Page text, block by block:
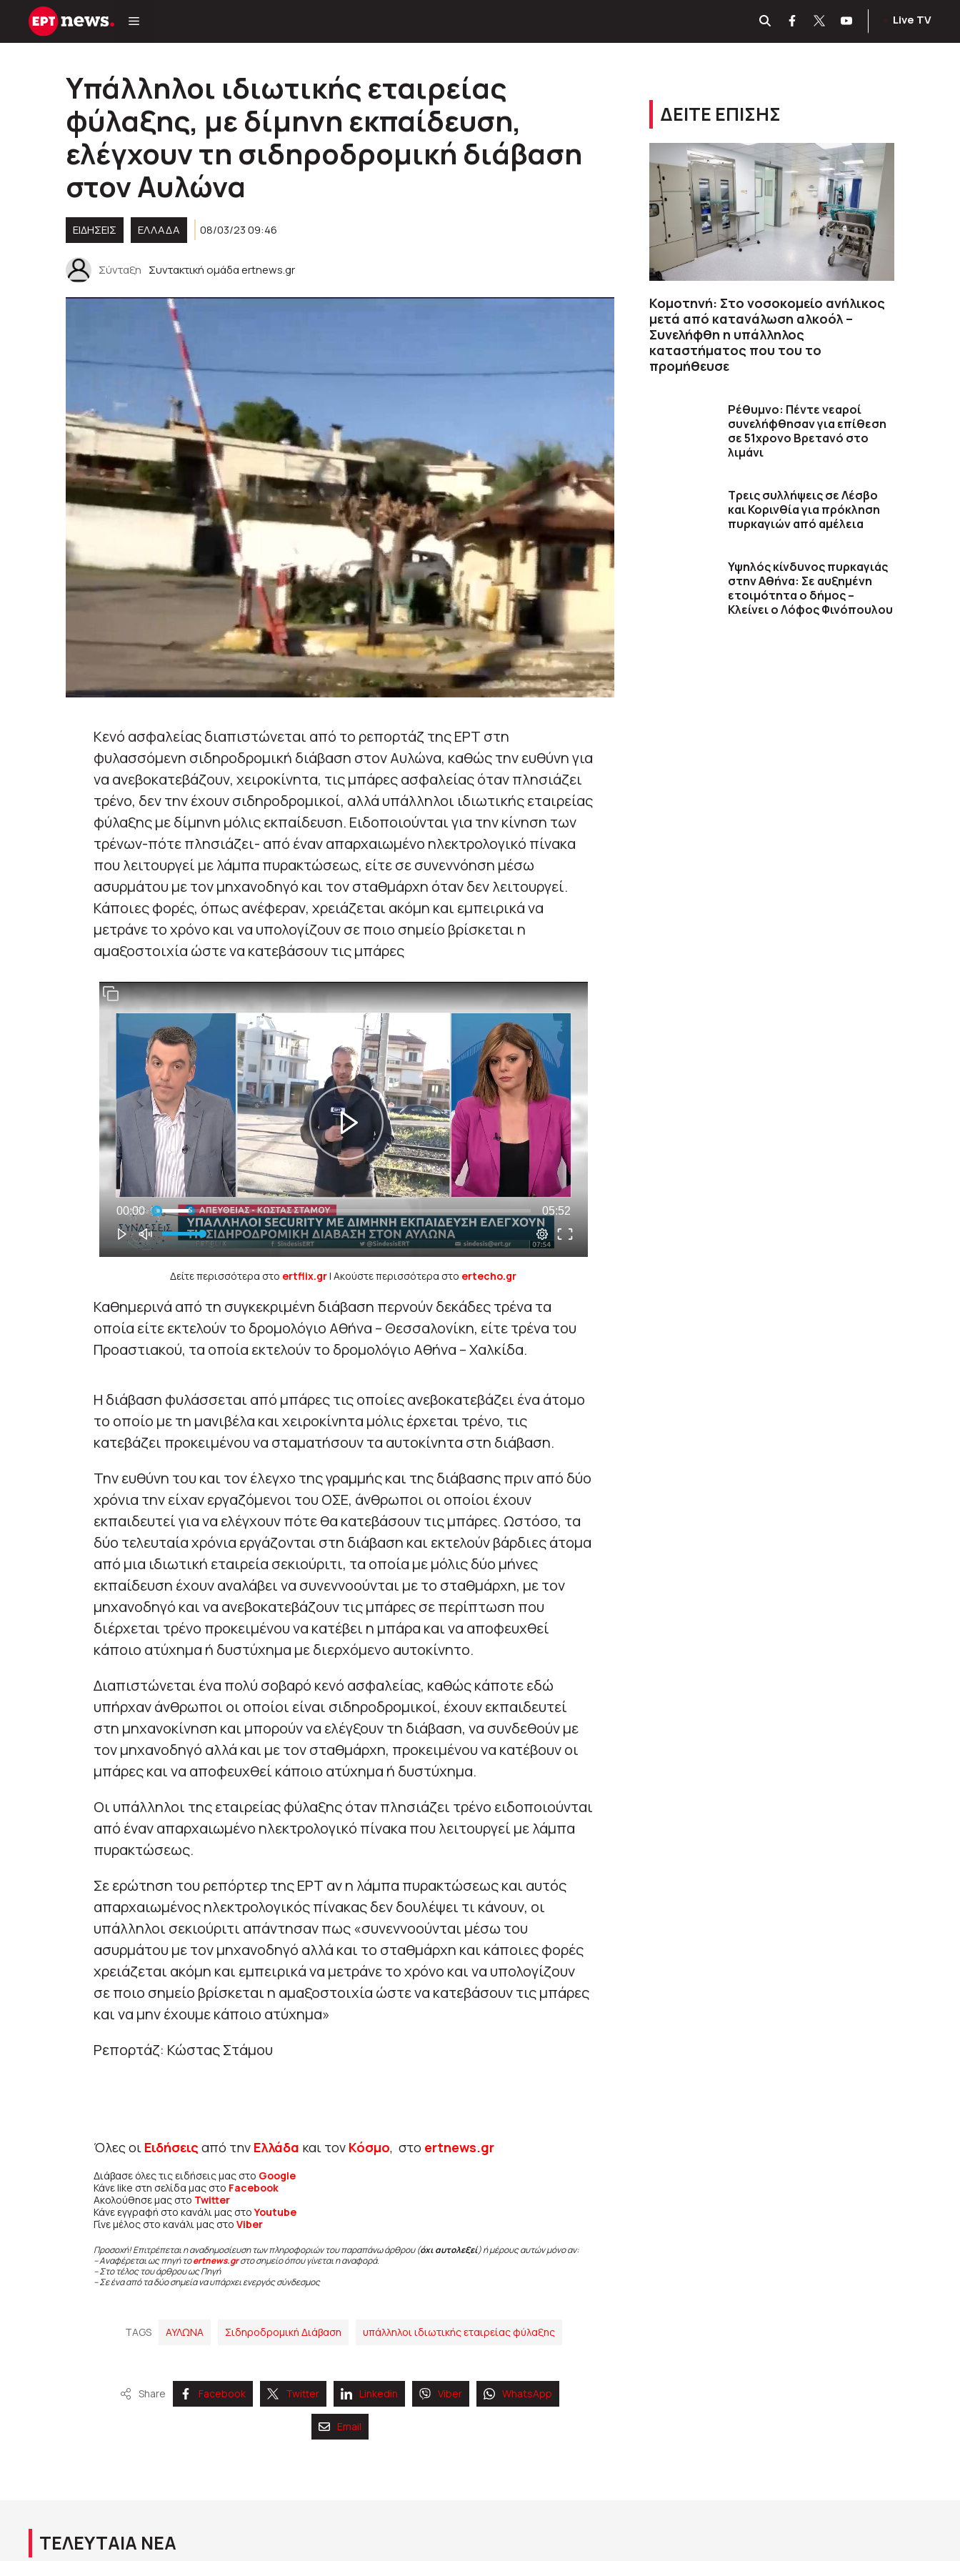
Μετάβαση
Live TV
Υπάλληλοι ιδιωτικής εταιρείας
φύλαξης, με δίμηνη εκπαίδευση,
ελέγχουν τη σιδηροδρομική διάβαση
στον Αυλώνα
ΕΙΔΗΣΕΙΣ ΕΛΛΑΔΑ 08/03/23 09:46
Σύνταξη Συντακτική ομάδα ertnews.gr
Κενό ασφαλείας διαπιστώνεται από το ρεπορτάζ της ΕΡΤ στη
φυλασσόμενη σιδηροδρομική διάβαση στον Αυλώνα, καθώς την ευθύνη για
να ανεβοκατεβάζουν, χειροκίνητα, τις μπάρες ασφαλείας όταν πλησιάζει
τρένο, δεν την έχουν σιδηροδρομικοί, αλλά υπάλληλοι ιδιωτικής εταιρείας
φύλαξης με δίμηνη μόλις εκπαίδευση. Ειδοποιούνται για την κίνηση των
τρένων-πότε πλησιάζει- από έναν απαρχαιωμένο ηλεκτρολογικό πίνακα
που λειτουργεί με λάμπα πυρακτώσεως, είτε σε συνεννόηση μέσω
ασυρμάτου με τον μηχανοδηγό και τον σταθμάρχη όταν δεν λειτουργεί.
Κάποιες φορές, όπως ανέφεραν, χρειάζεται ακόμη και εμπειρικά να
μετράνε το χρόνο και να υπολογίζουν σε ποιο σημείο βρίσκεται η
αμαξοστοιχία ώστε να κατεβάσουν τις μπάρες
Δείτε περισσότερα στο ertflix.gr| Ακούστε περισσότερα στο ertecho.gr
Καθημερινά από τη συγκεκριμένη διάβαση περνούν δεκάδες τρένα τα
οποία είτε εκτελούν το δρομολόγιο Αθήνα – Θεσσαλονίκη, είτε τρένα του
Προαστιακού, τα οποία εκτελούν το δρομολόγιο Αθήνα – Χαλκίδα.
Η διάβαση φυλάσσεται από μπάρες τις οποίες ανεβοκατεβάζει ένα άτομο
το οποίο με τη μανιβέλα και χειροκίνητα μόλις έρχεται τρένο, τις
κατεβάζει προκειμένου να σταματήσουν τα αυτοκίνητα στη διάβαση.
Την ευθύνη του και τον έλεγχο της γραμμής και της διάβασης πριν από δύο
χρόνια την είχαν εργαζόμενοι του ΟΣΕ, άνθρωποι οι οποίοι έχουν
εκπαιδευτεί για να ελέγχουν πότε θα κατεβάσουν τις μπάρες. Ωστόσο, τα
δύο τελευταία χρόνια εργάζονται στη διάβαση και εκτελούν βάρδιες άτομα
από μια ιδιωτική εταιρεία σεκιούριτι, τα οποία με μόλις δύο μήνες
εκπαίδευση έχουν αναλάβει να συνεννοούνται με το σταθμάρχη, με τον
μηχανοδηγό και να ανεβοκατεβάζουν τις μπάρες σε περίπτωση που
διέρχεται τρένο προκειμένου να κατέβει η μπάρα και να αποφευχθεί
κάποιο ατύχημα ή δυστύχημα με διερχόμενο αυτοκίνητο.
Διαπιστώνεται ένα πολύ σοβαρό κενό ασφαλείας, καθώς κάποτε εδώ
υπήρχαν άνθρωποι οι οποίοι είναι σιδηροδρομικοί, έχουν εκπαιδευτεί
στη μηχανοκίνηση και μπορούν να ελέγξουν τη διάβαση, να συνδεθούν με
τον μηχανοδηγό αλλά και με τον σταθμάρχη, προκειμένου να κατέβουν οι
μπάρες και να αποφευχθεί κάποιο ατύχημα ή δυστύχημα.
Οι υπάλληλοι της εταιρείας φύλαξης όταν πλησιάζει τρένο ειδοποιούνται
από έναν απαρχαιωμένο ηλεκτρολογικό πίνακα που λειτουργεί με λάμπα
πυρακτώσεως.
Σε ερώτηση του ρεπόρτερ της ΕΡΤ αν η λάμπα πυρακτώσεως και αυτός
απαρχαιωμένος ηλεκτρολογικός πίνακας δεν δουλέψει τι κάνουν, οι
υπάλληλοι σεκιούριτι απάντησαν πως «συνεννοούνται μέσω του
ασυρμάτου με τον μηχανοδηγό αλλά και το σταθμάρχη και κάποιες φορές
χρειάζεται ακόμη και εμπειρικά να μετράνε το χρόνο και να υπολογίζουν
σε ποιο σημείο βρίσκεται η αμαξοστοιχία ώστε να κατεβάσουν τις μπάρες
και να μην έχουμε κάποιο ατύχημα»
Ρεπορτάζ: Κώστας Στάμου
Όλες οι Ειδήσεις από την Ελλάδα και τον Κόσμο, στο ertnews.gr
Διάβασε όλες τις ειδήσεις μας στο Google
Κάνε like στη σελίδα μας στο Facebook
Ακολούθησε μας στο Twitter
Κάνε εγγραφή στο κανάλι μας στοYoutube
Γίνε μέλος στο κανάλι μας στο Viber
Προσοχή! Επιτρέπεται η αναδημοσίευση των πληροφοριών του παραπάνω άρθρου (όχι αυτολεξεί) ή μέρους αυτών μόνο αν:
– Αναφέρεται ως πηγή τοertnews.gr στο σημείο όπου γίνεται η αναφορά.
– Στο τέλος του άρθρου ως Πηγή
– Σε ένα από τα δύο σημεία να υπάρχει ενεργός σύνδεσμος
TAGS ΑΥΛΩΝΑ Σιδηροδρομική Διάβαση υπάλληλοι ιδιωτικής εταιρείας φύλαξης
Share Facebook Twitter Linkedin Viber WhatsApp
Email
ΔΕΙΤΕ ΕΠΙΣΗΣ
Κομοτηνή: Στο νοσοκομείο ανήλικος
μετά από κατανάλωση αλκοόλ –
Συνελήφθη η υπάλληλος
καταστήματος που του το
προμήθευσε
Ρέθυμνο: Πέντε νεαροί
συνελήφθησαν για επίθεση
σε 51χρονο Βρετανό στο
λιμάνι
Τρεις συλλήψεις σε Λέσβο
και Κορινθία για πρόκληση
πυρκαγιών από αμέλεια
Υψηλός κίνδυνος πυρκαγιάς
στην Αθήνα: Σε αυξημένη
ετοιμότητα ο δήμος –
Κλείνει ο Λόφος Φινόπουλου
ΤΕΛΕΥΤΑΙΑ ΝΕΑ